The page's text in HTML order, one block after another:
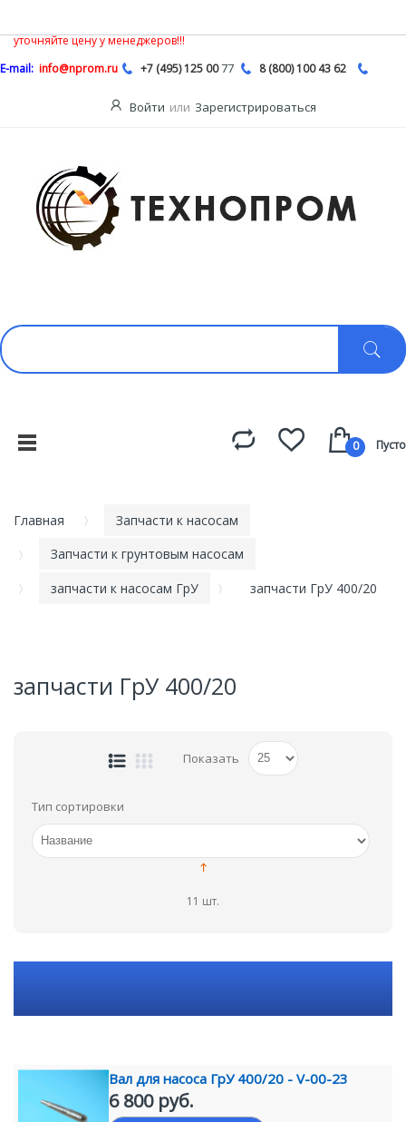
уточняйте цену у менеджеров!!!
E-mail: info@nprom.ru +7 (495) 125 0077 8 (800) 100 43 62
Войти или Зарегистрироваться
0 Пусто
Главная
Запчасти к насосам
Запчасти к грунтовым насосам
запчасти к насосам ГрУ
запчасти ГрУ 400/20
запчасти ГрУ 400/20
Показать
Тип сортировки
11 шт.
Вал для насоса ГрУ 400/20 - V-00-23
6 800 руб.